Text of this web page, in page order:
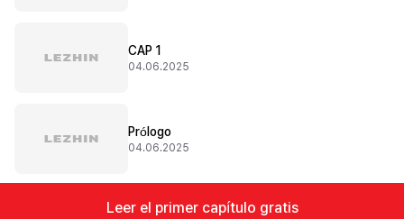
CAP 1
04.06.2025
Prólogo
04.06.2025
Leer el primer capítulo gratis